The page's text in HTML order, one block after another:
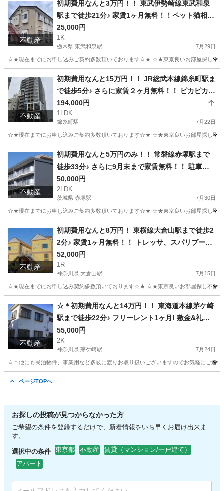
不動産
初期費用なんと3万円！！ 東武伊勢崎線東武和泉
駅まで徒歩21分♪ 家賃1ヶ月無料！！ペット猫相談
可能♪ （次回更新予定日8月14日）
25,000円
1K
栃木県 東武和泉駅 7月29日
☆★現在までにお申し込みご契約多数頂いております☆★ ☆★東京良いお部屋探し不
東武和泉駅 アパート 無料
不動産
初期費用なんと15万円！！ JR総武本線錦糸町駅ま
で徒歩5分♪ さらに家賃２ヶ月無料！！ ピカピカの
新築です！！インターネット無料!ペット飼育可能!
（次回更新予定日8月6日）
194,000円
1LDK
錦糸町駅 7月22日
☆★現在までにお申し込みご契約多数頂いております☆★ ☆★東京良いお部屋探し不
錦糸町駅 マンション 無料
不動産
初期費用なんと5万円のみ！！ 常磐線赤塚駅まで
徒歩33分♪ さらに9月末まで家賃無料！！ 駐車場
空有1台目無料! （次回更新予定日8月14日）
50,000円
2LDK
茨城県 赤塚駅 7月30日
☆★現在までにお申し込みご契約多数頂いております☆★ ☆★東京良いお部屋探し不
赤塚駅 マンション 無料
不動産
初期費用なんと8万円！ 東横線大倉山駅まで徒歩2
2分♪ 家賃1ヶ月無料！！ トレッサ、スパリブール
徒歩２分！ さらに、家電セット、テレビ、洗濯
機、電子レンジ、炊飯器、掃除機、ケトル、照明
付き♪ 希望者には新品布団プレゼント★ ペット猫
可能（賃料＋2000円） 法人様一括社宅大歓迎♪ (次
回更新予定日8月1日）
52,000円
1R
神奈川県 大倉山駅 7月15日
☆★現在までにお申し込み契約多数頂いております☆★ ☆★東京良いお部屋探し不動
大倉山駅 アパート 徒歩
不動産
☆＊初期費用なんと14万円！！ 東海道本線茅ケ崎
駅まで徒歩22分♪ フリーレント1ヶ月! 敷金&礼金0
ヶ月! 敷地内駐車場1台税別3,000円! （次回更新予
定日8月4日）
55,000円
2K
神奈川県 茅ケ崎駅 7月24日
☆＊他にも民泊物件、事業用など多岐に渡りお取り扱いございますのでお気軽にご
ページTOPへ
お探しの投稿が見つからなかった方
ご希望の条件を登録するだけで、新着情報をいち早くお届け出来ま
す。
選択中の条件 東京都 不動産
賃貸（マンション/一戸建て）
アパート